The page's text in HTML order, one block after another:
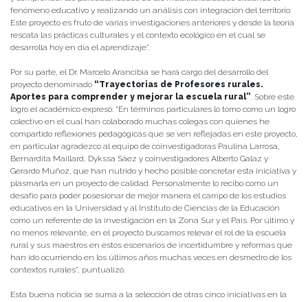
fenómeno educativo y realizando un análisis con integración del territorio.
Este proyecto es fruto de varias investigaciones anteriores y desde la teoría
rescata las prácticas culturales y el contexto ecológico en el cual se
desarrolla hoy en día el aprendizaje”.
Por su parte, el Dr. Marcelo Arancibia se hará cargo del desarrollo del
proyecto denominado “Trayectorias de Profesores rurales.
Aportes para comprender y mejorar la escuela rural”. Sobre este
logro el académico expresó: “En términos particulares lo tomo como un logro
colectivo en el cual han colaborado muchas colegas con quienes he
compartido reflexiones pedagógicas que se ven reflejadas en este proyecto,
en particular agradezco al equipo de coinvestigadoras Paulina Larrosa,
Bernardita Maillard, Dykssa Sáez y coinvestigadores Alberto Galaz y
Gerardo Muñoz, que han nutrido y hecho posible concretar esta iniciativa y
plasmarla en un proyecto de calidad. Personalmente lo recibo como un
desafío para poder posesionar de mejor manera el campo de los estudios
educativos en la Universidad y al Instituto de Ciencias de la Educación
como un referente de la investigación en la Zona Sur y el País. Por último y
no menos relevante, en el proyecto buscamos relevar el rol de la escuela
rural y sus maestros en estos escenarios de incertidumbre y reformas que
han ido ocurriendo en los últimos años muchas veces en desmedro de los
contextos rurales”, puntualizó.
Esta buena noticia se suma a la selección de otras cinco iniciativas en la